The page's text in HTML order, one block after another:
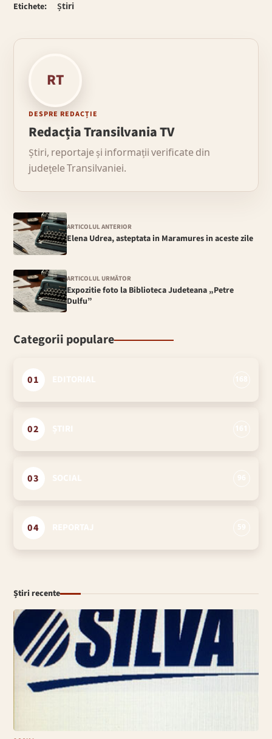
Etichete: Știri
RT
DESPRE REDACȚIE
Redacția Transilvania TV
Știri, reportaje și informații verificate din
județele Transilvaniei.
ARTICOLUL ANTERIOR
Elena Udrea, asteptata in Maramures in aceste zile
ARTICOLUL URMĂTOR
Expozitie foto la Biblioteca Judeteana „Petre
Dulfu”
Categorii populare
01
02
03
04
Știri recente